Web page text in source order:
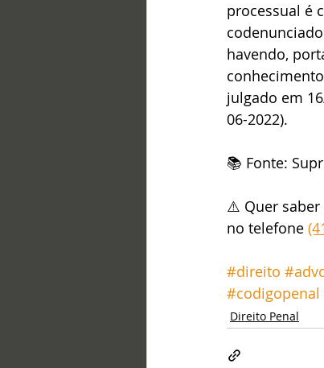
processual é
havendo,
conhecimento
julgado em
06-2022).
📚 Fonte:
⚠️ Quer saber
no telefone
#direito
#codigopenal
Direito Penal